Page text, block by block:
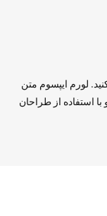
لورم ایپسوم متن
استفاده از طراحان